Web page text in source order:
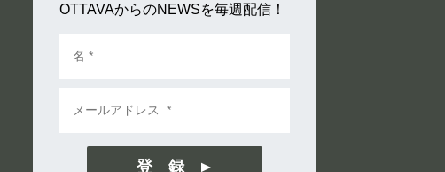
OTTAVAからのNEWSを毎週配信！
登 録